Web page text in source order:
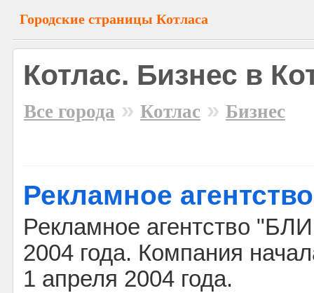
Городские страницы Котласа
Котлас. Бизнес в
Все города » Котлас » Бизнес
Рекламное
Рекламное агентство
2004 года. Компания
1 апреля 2004 года.